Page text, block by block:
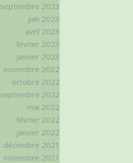
septembre 2023
juin 2023
avril 2023
février 2023
janvier 2023
novembre 2022
octobre 2022
septembre 2022
mai 2022
février 2022
janvier 2022
décembre 2021
novembre 2021